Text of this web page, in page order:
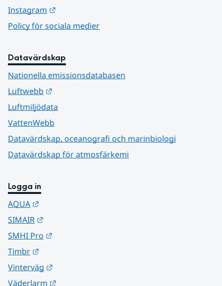
Instagram
Policy för sociala medier
Datavärdskap
Nationella emissionsdatabasen
Luftwebb
Luftmiljödata
VattenWebb
Datavärdskap, oceanografi och marinbiologi
Datavärdskap för atmosfärkemi
Logga in
AQUA
SIMAIR
SMHI Pro
Timbr
Vinterväg
Väderlarm